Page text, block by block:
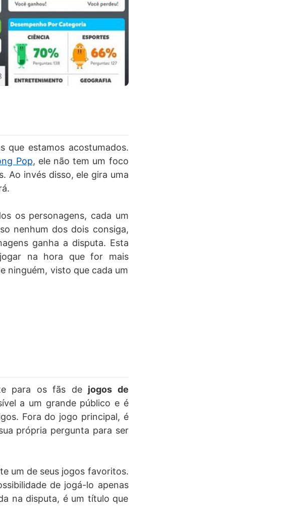
que estamos acostumados.
Pop, ele não tem um foco
Ao invés disso, ele gira uma
os personagens, cada um
nenhum dos dois consiga,
ganha a disputa. Esta
na hora que for mais
ninguém, visto que cada um
para os fãs de jogos de
a um grande público e é
Fora do jogo principal, é
própria pergunta para ser
um de seus jogos favoritos.
de jogá-lo apenas
na disputa, é um título que